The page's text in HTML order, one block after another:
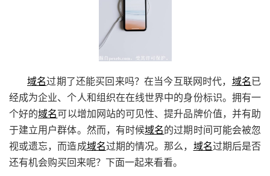
域名过期了还能买回来吗？在当今互联网时代， 域名已
经成为企业、个人和组织在在线世界中的身份标识。拥有一
个好的域名可以增加网站的可见性、提升品牌价值，并有助
于建立用户群体。然而，有时候域名的过期时间可能会被忽
视或遗忘，而造成域名过期的情况。那么， 域名过期后是否
还有机会购买回来呢？下面一起来看看。